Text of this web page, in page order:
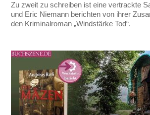
Zu zweit zu schreiben ist eine vertrackte
und Eric Niemann berichten von ihrer
den Kriminalroman „Windstärke Tod“.